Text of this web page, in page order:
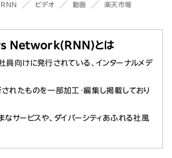
RNN ビデオ 動画 楽天市場
Network(RNN)とは
向けに発行されている、インターナルメデ
れたものを一部加工・編集し掲載しており
サービスや、ダイバーシティあふれる社風